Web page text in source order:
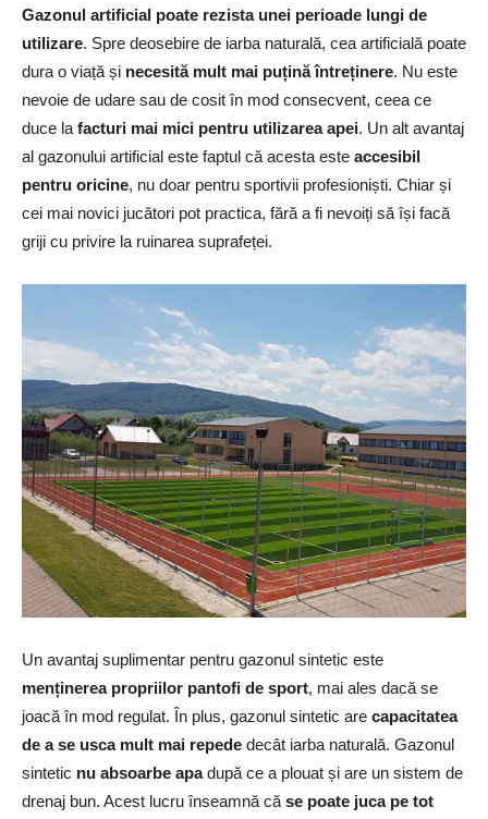
Gazonul artificial poate rezista unei perioade lungi de
utilizare. Spre deosebire de iarba naturală, cea artificială poate
dura o viață și necesită mult mai puțină întreținere. Nu este
nevoie de udare sau de cosit în mod consecvent, ceea ce
duce la facturi mai mici pentru utilizarea apei. Un alt avantaj
al gazonului artificial este faptul că acesta este accesibil
pentru oricine, nu doar pentru sportivii profesioniști. Chiar și
cei mai novici jucători pot practica, fără a fi nevoiți să își facă
griji cu privire la ruinarea suprafeței.
Un avantaj suplimentar pentru gazonul sintetic este
menținerea propriilor pantofi de sport, mai ales dacă se
joacă în mod regulat. În plus, gazonul sintetic are capacitatea
de a se usca mult mai repede decât iarba naturală. Gazonul
sintetic nu absoarbe apadupă ce a plouat și are un sistem de
drenaj bun. Acest lucru înseamnă că se poate juca pe tot